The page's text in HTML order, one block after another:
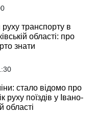
транспорту в
області: про
знати
стало відомо про
руху поїздів у Івано-
області